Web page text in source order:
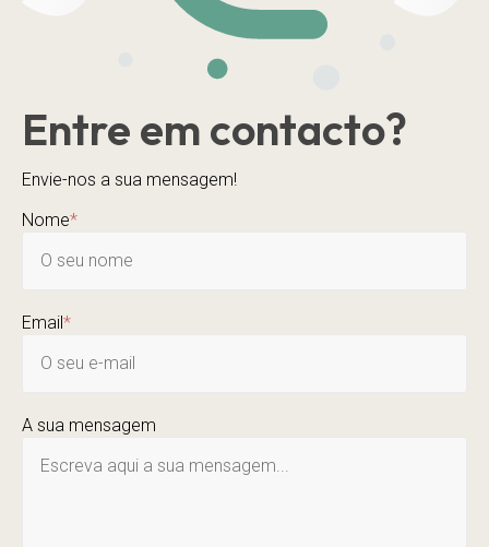
Entre em contacto?
Envie-nos a sua mensagem!
Nome*
Email*
A sua mensagem